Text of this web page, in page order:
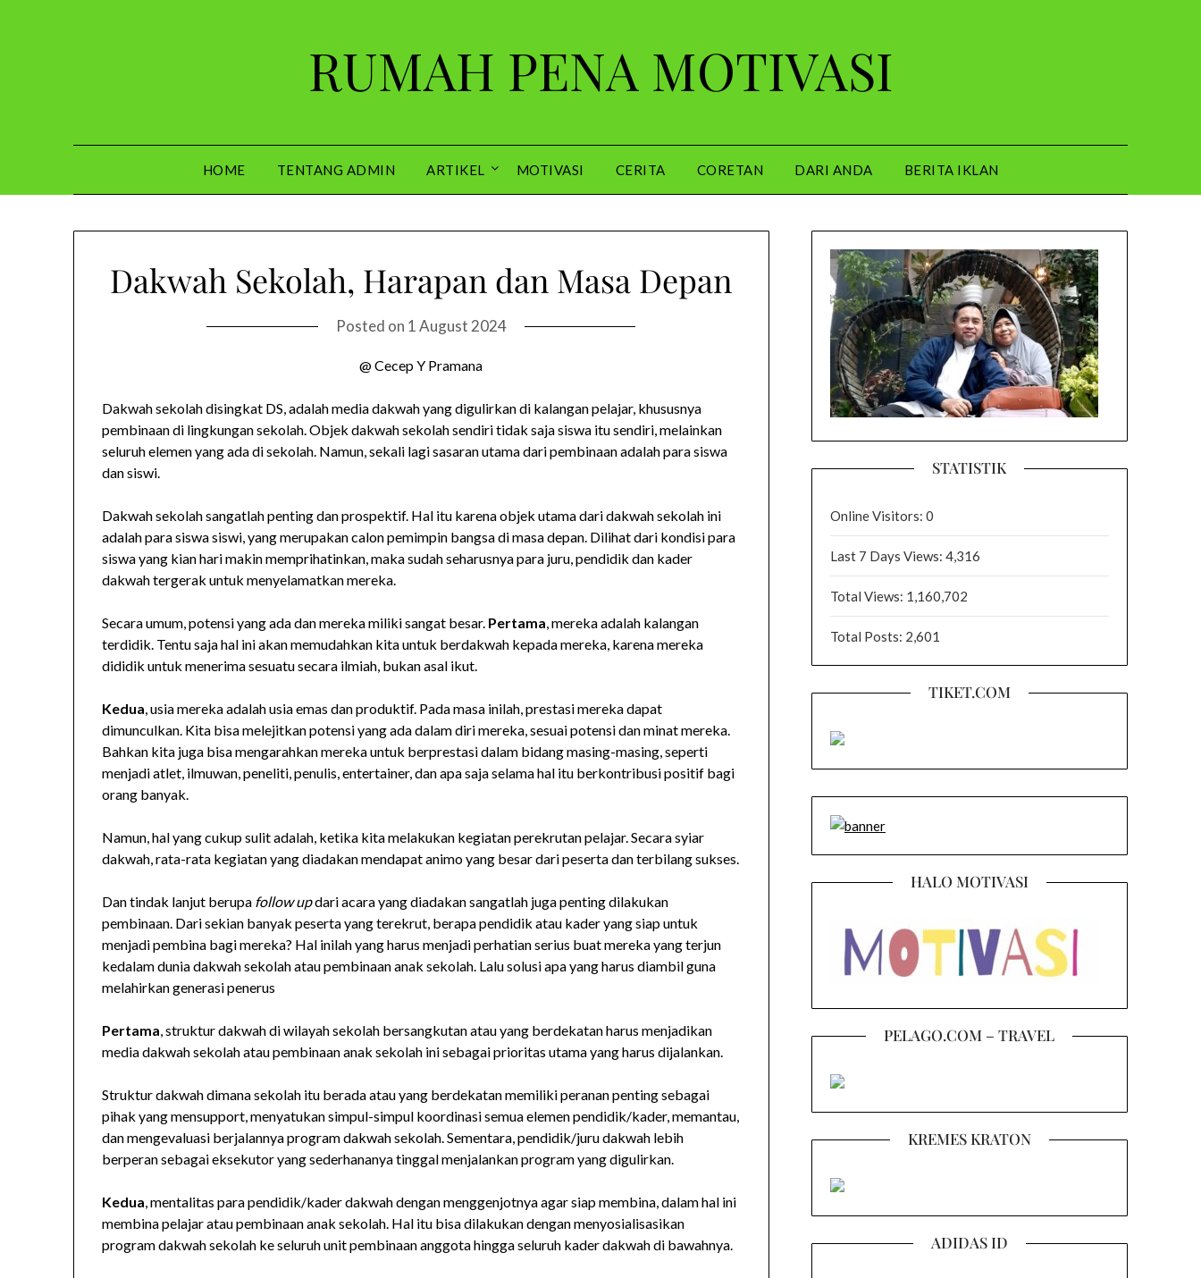
RUMAH PENA MOTIVASI
HOME TENTANG ADMIN ARTIKEL MOTIVASI CERITA CORETAN DARI ANDA BERITA IKLAN
Dakwah Sekolah, Harapan dan Masa Depan
Posted on 1 August 2024
@ Cecep Y Pramana
Dakwah sekolah disingkat DS, adalah media dakwah yang digulirkan di kalangan pelajar, khususnya
pembinaan di lingkungan sekolah. Objek dakwah sekolah sendiri tidak saja siswa itu sendiri, melainkan
seluruh elemen yang ada di sekolah. Namun, sekali lagi sasaran utama dari pembinaan adalah para siswa
dan siswi.
Dakwah sekolah sangatlah penting dan prospektif. Hal itu karena objek utama dari dakwah sekolah ini
adalah para siswa siswi, yang merupakan calon pemimpin bangsa di masa depan. Dilihat dari kondisi para
siswa yang kian hari makin memprihatinkan, maka sudah seharusnya para juru, pendidik dan kader
dakwah tergerak untuk menyelamatkan mereka.
Secara umum, potensi yang ada dan mereka miliki sangat besar. Pertama, mereka adalah kalangan
terdidik. Tentu saja hal ini akan memudahkan kita untuk berdakwah kepada mereka, karena mereka
dididik untuk menerima sesuatu secara ilmiah, bukan asal ikut.
Kedua, usia mereka adalah usia emas dan produktif. Pada masa inilah, prestasi mereka dapat
dimunculkan. Kita bisa melejitkan potensi yang ada dalam diri mereka, sesuai potensi dan minat mereka.
Bahkan kita juga bisa mengarahkan mereka untuk berprestasi dalam bidang masing-masing, seperti
menjadi atlet, ilmuwan, peneliti, penulis, entertainer, dan apa saja selama hal itu berkontribusi positif bagi
orang banyak.
Namun, hal yang cukup sulit adalah, ketika kita melakukan kegiatan perekrutan pelajar. Secara syiar
dakwah, rata-rata kegiatan yang diadakan mendapat animo yang besar dari peserta dan terbilang sukses.
Dan tindak lanjut berupa follow updari acara yang diadakan sangatlah juga penting dilakukan
pembinaan. Dari sekian banyak peserta yang terekrut, berapa pendidik atau kader yang siap untuk
menjadi pembina bagi mereka? Hal inilah yang harus menjadi perhatian serius buat mereka yang terjun
kedalam dunia dakwah sekolah atau pembinaan anak sekolah. Lalu solusi apa yang harus diambil guna
melahirkan generasi penerus
Pertama, struktur dakwah di wilayah sekolah bersangkutan atau yang berdekatan harus menjadikan
media dakwah sekolah atau pembinaan anak sekolah ini sebagai prioritas utama yang harus dijalankan.
Struktur dakwah dimana sekolah itu berada atau yang berdekatan memiliki peranan penting sebagai
pihak yang mensupport, menyatukan simpul-simpul koordinasi semua elemen pendidik/kader, memantau,
dan mengevaluasi berjalannya program dakwah sekolah. Sementara, pendidik/juru dakwah lebih
berperan sebagai eksekutor yang sederhananya tinggal menjalankan program yang digulirkan.
Kedua, mentalitas para pendidik/kader dakwah dengan menggenjotnya agar siap membina, dalam hal ini
membina pelajar atau pembinaan anak sekolah. Hal itu bisa dilakukan dengan menyosialisasikan
program dakwah sekolah ke seluruh unit pembinaan anggota hingga seluruh kader dakwah di bawahnya.
STATISTIK
Online Visitors: 0
Last 7 Days Views: 4,316
Total Views: 1,160,702
Total Posts: 2,601
TIKET.COM
HALO MOTIVASI
PELAGO.COM – TRAVEL
KREMES KRATON
ADIDAS ID